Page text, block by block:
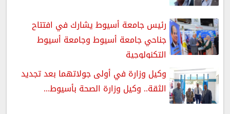
رئيس جامعة أسيوط يشارك في افتتاح
جناحي جامعة أسيوط وجامعة أسيوط
التكنولوجية
وكيل وزارة في أولى جولاتهما بعد تجديد
الثقة.. وكيل وزارة الصحة بأسيوط...